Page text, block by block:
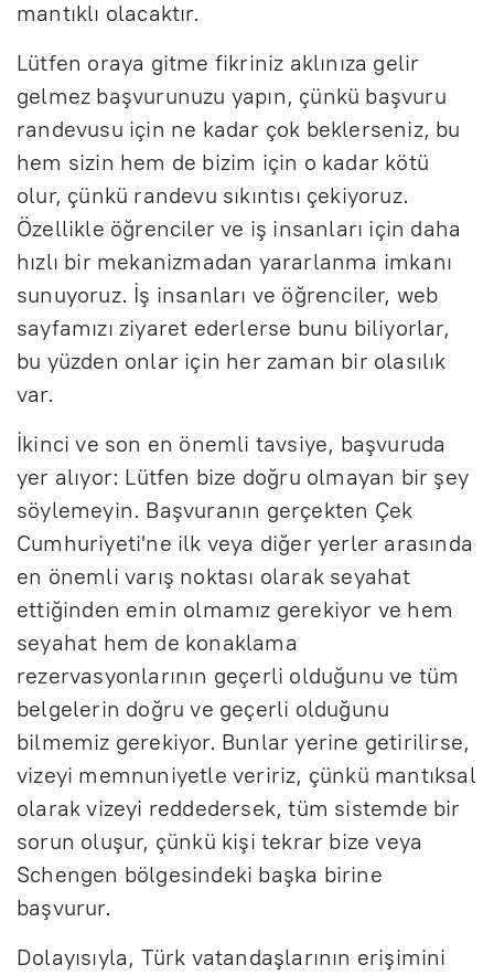
mantıklı olacaktır.
Lütfen oraya gitme fikriniz aklınıza gelir
gelmez başvurunuzu yapın, çünkü başvuru
randevusu için ne kadar çok beklerseniz, bu
hem sizin hem de bizim için o kadar kötü
olur, çünkü randevu sıkıntısı çekiyoruz.
Özellikle öğrenciler ve iş insanları için daha
hızlı bir mekanizmadan yararlanma imkanı
sunuyoruz. İş insanları ve öğrenciler, web
sayfamızı ziyaret ederlerse bunu biliyorlar,
bu yüzden onlar için her zaman bir olasılık
var.
İkinci ve son en önemli tavsiye, başvuruda
yer alıyor: Lütfen bize doğru olmayan bir şey
söylemeyin. Başvuranın gerçekten Çek
Cumhuriyeti'ne ilk veya diğer yerler arasında
en önemli varış noktası olarak seyahat
ettiğinden emin olmamız gerekiyor ve hem
seyahat hem de konaklama
rezervasyonlarının geçerli olduğunu ve tüm
belgelerin doğru ve geçerli olduğunu
bilmemiz gerekiyor. Bunlar yerine getirilirse,
vizeyi memnuniyetle veririz, çünkü mantıksal
olarak vizeyi reddedersek, tüm sistemde bir
sorun oluşur, çünkü kişi tekrar bize veya
Schengen bölgesindeki başka birine
başvurur.
Dolayısıyla, Türk vatandaşlarının erişimini